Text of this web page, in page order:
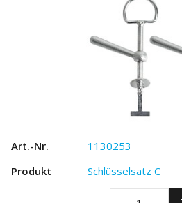
1130253
Schlüsselsatz C